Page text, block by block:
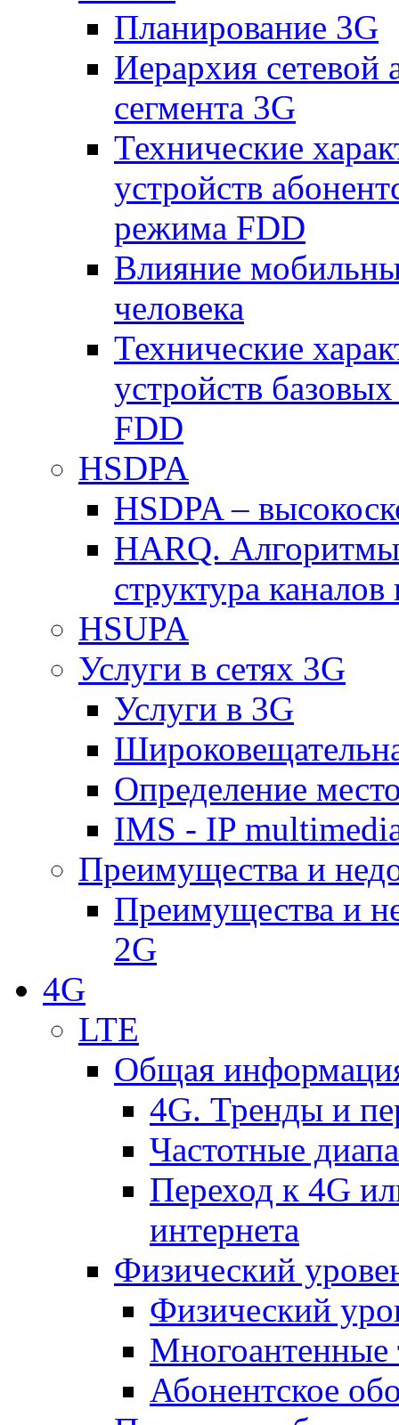
Планирование 3G
Иерархия сетевой
сегмента 3G
Технические
устройств
режима FDD
Влияние
человека
Технические
устройств
FDD
HSDPA
HSDPA –
HARQ.
структура
HSUPA
Услуги в сетях 3G
Услуги в 3G
Определение
IMS - IP
Преимущества и
Преимущества и
2G
4G
LTE
Общая
4G. Тренды и
Частотные
Переход к 4G
интернета
Физический
Физический
Многоантенные
Абонентское